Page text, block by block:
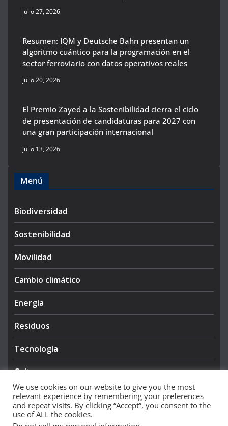
julio 27, 2026
Resumen: IQM y Deutsche Bahn presentan un
algoritmo cuántico para la programación en el
sector ferroviario con datos operativos reales
julio 20, 2026
El Premio Zayed a la Sostenibilidad cierra el ciclo
de presentación de candidaturas para 2027 con
una gran participación internacional
julio 13, 2026
Menú
Biodiversidad
Sostenibilidad
Movilidad
Cambio climático
Energía
Residuos
Tecnología
Cultura
We use cookies on our website to give you the most
relevant experience by remembering your preferences
and repeat visits. By clicking “Accept”, you consent to the
use of ALL the cookies.